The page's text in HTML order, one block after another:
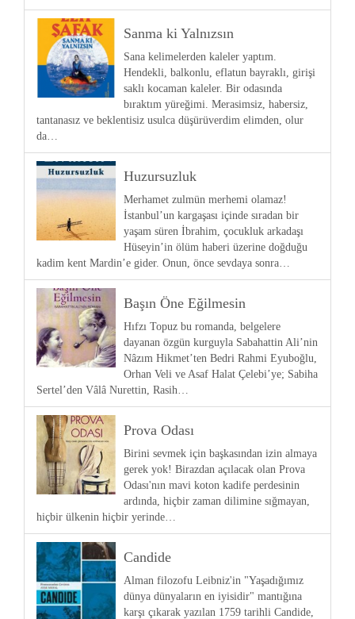
Sanma ki Yalnızsın
Sana kelimelerden kaleler yaptım.
Hendekli, balkonlu, eflatun bayraklı, girişi
saklı kocaman kaleler. Bir odasında
bıraktım yüreğimi. Merasimsiz, habersiz,
tantanasız ve beklentisiz usulca düşürüverdim elimden, olur
da…
Huzursuzluk
Merhamet zulmün merhemi olamaz!
İstanbul’un kargaşası içinde sıradan bir
yaşam süren İbrahim, çocukluk arkadaşı
Hüseyin’in ölüm haberi üzerine doğduğu
kadim kent Mardin’e gider. Onun, önce sevdaya sonra…
Başın Öne Eğilmesin
Hıfzı Topuz bu romanda, belgelere
dayanan özgün kurguyla Sabahattin Ali’nin
Nâzım Hikmet’ten Bedri Rahmi Eyuboğlu,
Orhan Veli ve Asaf Halat Çelebi’ye; Sabiha
Sertel’den Vâlâ Nurettin, Rasih…
Prova Odası
Birini sevmek için başkasından izin almaya
gerek yok! Birazdan açılacak olan Prova
Odası'nın mavi koton kadife perdesinin
ardında, hiçbir zaman dilimine sığmayan,
hiçbir ülkenin hiçbir yerinde…
Candide
Alman filozofu Leibniz'in "Yaşadığımız
dünya dünyaların en iyisidir" mantığına
karşı çıkarak yazılan 1759 tarihli Candide,